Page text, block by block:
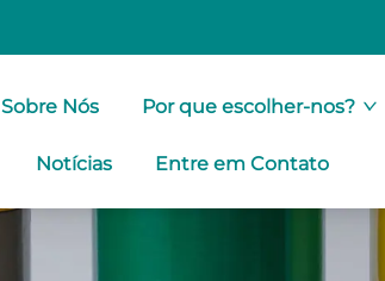
Sobre Nós Por que escolher-nos?
Notícias Entre em Contato